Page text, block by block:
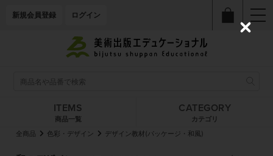
新規会員登録 ログイン
ITEMS
商品一覧
CATEGORY
カテゴリ
全商品
色彩・デザイン デザイン教材(パッケージ・和風)
C